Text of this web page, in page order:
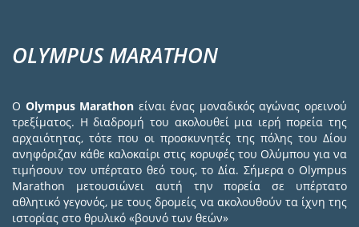
OLYMPUS MARATHON
Ο Olympus Marathon είναι ένας μοναδικός αγώνας ορεινού
τρεξίματος. Η διαδρομή του ακολουθεί μια ιερή πορεία της
αρχαιότητας, τότε που οι προσκυνητές της πόλης του Δίου
ανηφόριζαν κάθε καλοκαίρι στις κορυφές του Ολύμπου για να
τιμήσουν τον υπέρτατο θεό τους, το Δία. Σήμερα ο Olympus
Marathon μετουσιώνει αυτή την πορεία σε υπέρτατο
αθλητικό γεγονός, με τους δρομείς να ακολουθούν τα ίχνη της
ιστορίας στο θρυλικό «βουνό των θεών»